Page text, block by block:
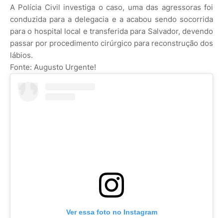
A Polícia Civil investiga o caso, uma das agressoras foi
conduzida para a delegacia e a acabou sendo socorrida
para o hospital local e transferida para Salvador, devendo
passar por procedimento cirúrgico para reconstrução dos
lábios.
Fonte: Augusto Urgente!
Ver essa foto no Instagram